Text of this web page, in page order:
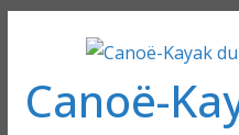
contenu
Canoë-